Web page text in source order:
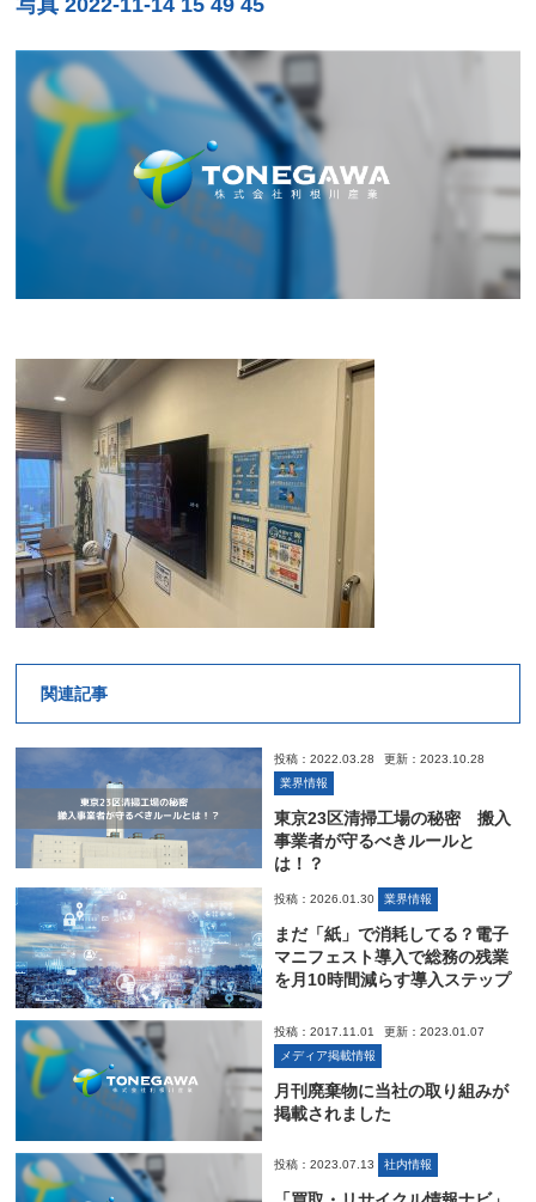
写真 2022-11-14 15 49 45
関連記事
投稿：2022.03.28
更新：2023.10.28
業界情報
東京23区清掃工場の秘密 搬入
事業者が守るべきルールと
は！？
投稿：2026.01.30 業界情報
まだ「紙」で消耗してる？電子
マニフェスト導入で総務の残業
を月10時間減らす導入ステップ
投稿：2017.11.01
更新：2023.01.07
メディア掲載情報
月刊廃棄物に当社の取り組みが
掲載されました
投稿：2023.07.13 社内情報